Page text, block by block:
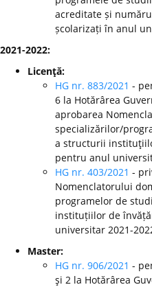
acreditate și
școlarizați în anul
2021-2022:
Licenţă:
HG nr. 883/2021 -
6 la Hotărârea
aprobarea
specializărilor/
a structurii
pentru anul
HG nr. 403/2021 -
Nomenclatorului
programelor de
instituțiilor de
universitar 2021-
Master:
HG nr. 906/2021 -
şi 2 la Hotărârea